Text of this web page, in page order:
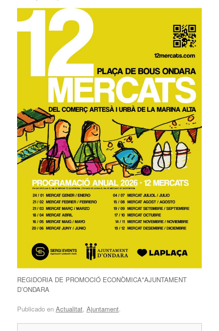
REGIDORIA DE PROMOCIÓ ECONÒMICA*AJUNTAMENT
D’ONDARA
Publicado en Actualitat, Ajuntament.